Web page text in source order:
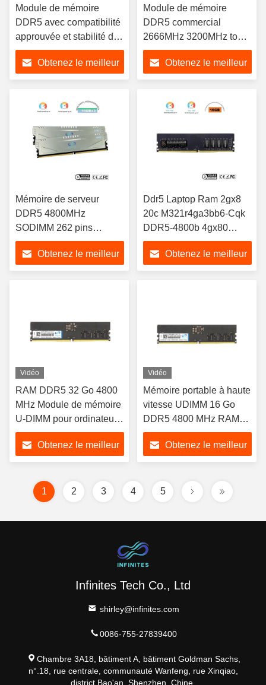
Module de mémoire
DDR5 avec compatibilité
approuvée et stabilité des
performances pour des
performances cohérentes
16 Go de mémoire de
DDR5
Obtenez le meilleur
Module de mémoire
DDR5 commercial
2666MHz 3200MHz tout
en un pour ordinateur
portableObtenez le meilleur
Mémoire de serveur
DDR5 4800MHz
SODIMM 262 pins
M425r4ga3bb0-Cqk
DDR5-4800b
Obtenez le meilleur
Ddr5 Laptop Ram 2gx8
20c M321r4ga3bb6-Cqk
DDR5-4800b 4gx80
Rdimm 2rx8 32 Go
Obtenez le meilleur
Vidéo
RAM DDR5 32 Go 4800
MHz Module de mémoire
U-DIMM pour ordinateur
de bureau 30 mm
HauteurObtenez le meilleur
Vidéo
Mémoire portable à haute
vitesse UDIMM 16 Go
DDR5 4800 MHz RAM
DDR5 Poids léger
Obtenez le meilleur
1 2 3 4 5
Infinites Tech Co., Ltd
shirley@infinites.com
0086-755-27839400
Chambre 3A18, bâtiment A, bâtiment Goldman Sachs,
n°.18, rue centrale, communauté Wanfeng, rue Xinqiao,
district Bao'an, Shenzhen, Chine.